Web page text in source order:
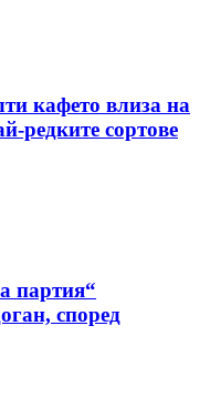
кафето влиза на
редките сортове
партия“
според